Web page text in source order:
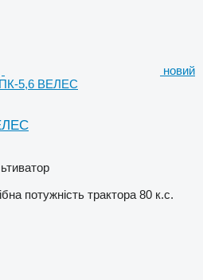
новий
5,6 ВЕЛЕС
потужність трактора 80 к.с.